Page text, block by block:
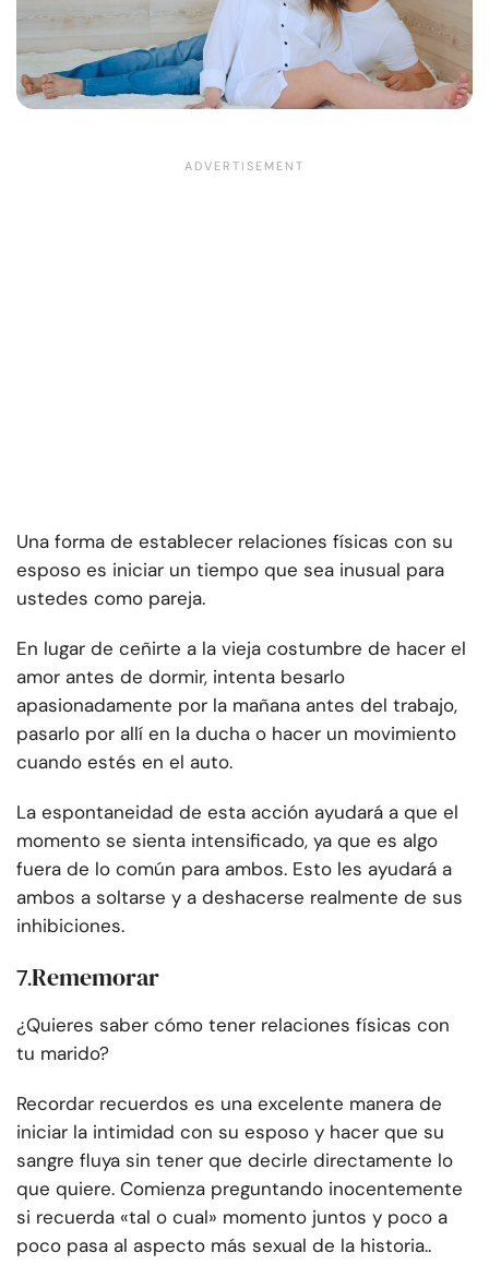
Una forma de establecer relaciones físicas con su
esposo es iniciar un tiempo que sea inusual para
ustedes como pareja.
En lugar de ceñirte a la vieja costumbre de hacer el
amor antes de dormir, intenta besarlo
apasionadamente por la mañana antes del trabajo,
pasarlo por allí en la ducha o hacer un movimiento
cuando estés en el auto.
La espontaneidad de esta acción ayudará a que el
momento se sienta intensificado, ya que es algo
fuera de lo común para ambos. Esto les ayudará a
ambos a soltarse y a deshacerse realmente de sus
inhibiciones.
7.Rememorar
¿Quieres saber cómo tener relaciones físicas con
tu marido?
Recordar recuerdos es una excelente manera de
iniciar la intimidad con su esposo y hacer que su
sangre fluya sin tener que decirle directamente lo
que quiere. Comienza preguntando inocentemente
si recuerda «tal o cual» momento juntos y poco a
poco pasa al aspecto más sexual de la historia..